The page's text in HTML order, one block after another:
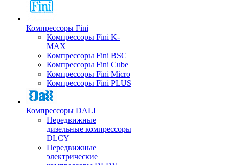
Компрессоры Fini
Компрессоры Fini K-
MAX
Компрессоры Fini BSC
Компрессоры Fini Cube
Компрессоры Fini Micro
Компрессоры Fini PLUS
Компрессоры DALI
Передвижные
дизельные компрессоры
DLCY
Передвижные
электрические